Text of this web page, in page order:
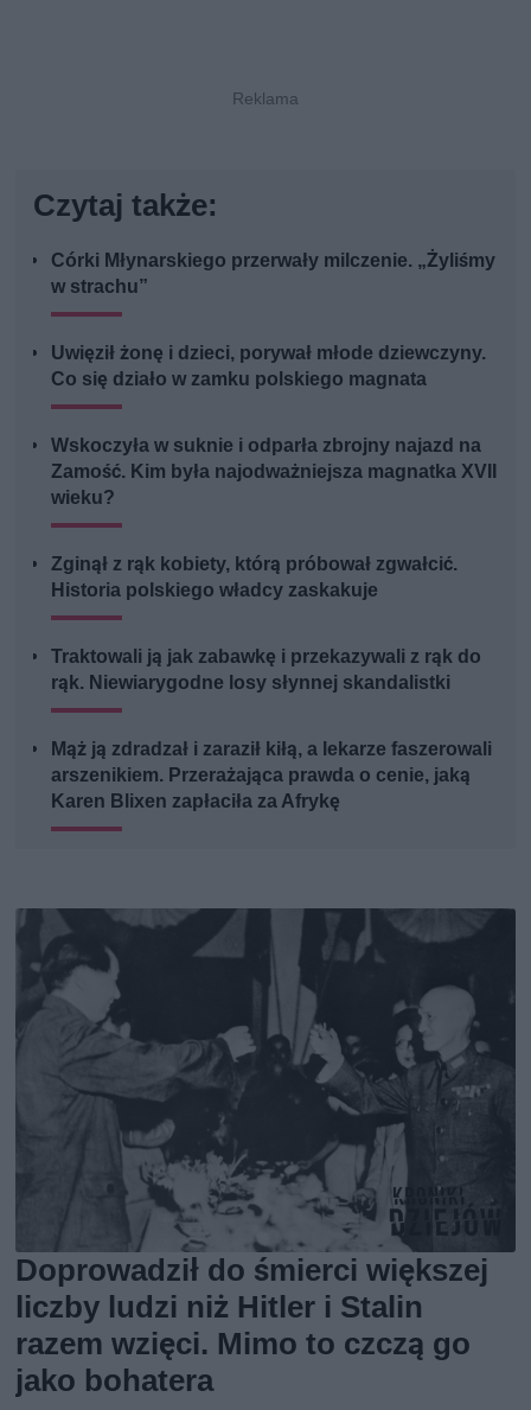
Czytaj także:
Córki Młynarskiego przerwały milczenie. „Żyliśmy
w strachu”
Uwięził żonę i dzieci, porywał młode dziewczyny.
Co się działo w zamku polskiego magnata
Wskoczyła w suknie i odparła zbrojny najazd na
Zamość. Kim była najodważniejsza magnatka XVII
wieku?
Zginął z rąk kobiety, którą próbował zgwałcić.
Historia polskiego władcy zaskakuje
Traktowali ją jak zabawkę i przekazywali z rąk do
rąk. Niewiarygodne losy słynnej skandalistki
Mąż ją zdradzał i zaraził kiłą, a lekarze faszerowali
arszenikiem. Przerażająca prawda o cenie, jaką
Karen Blixen zapłaciła za Afrykę
Doprowadził do śmierci większej
liczby ludzi niż Hitler i Stalin
razem wzięci. Mimo to czczą go
jako bohatera